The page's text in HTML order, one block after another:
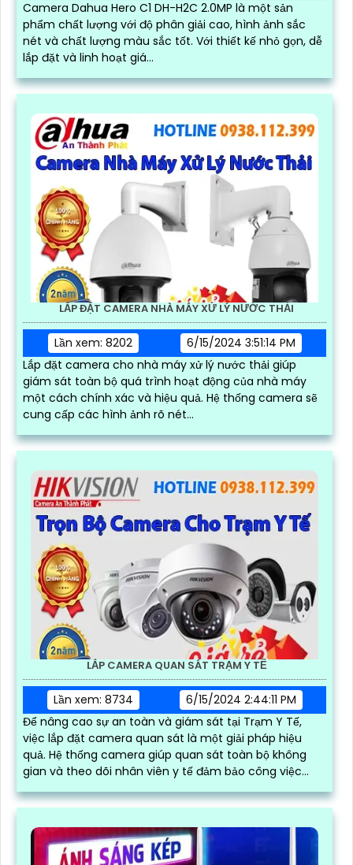
Camera Dahua Hero C1 DH-H2C 2.0MP là một sản
phẩm chất lượng với độ phân giải cao, hình ảnh sắc
nét và chất lượng màu sắc tốt. Với thiết kế nhỏ gọn, dễ
lắp đặt và linh hoạt giá...
LẮP ĐẶT CAMERA NHÀ MÁY XỬ LÝ NƯỚC THẢI
Lần xem: 8202
6/15/2024 3:51:14 PM
Lắp đặt camera cho nhà máy xử lý nước thải giúp
giám sát toàn bộ quá trình hoạt động của nhà máy
một cách chính xác và hiệu quả. Hệ thống camera sẽ
cung cấp các hình ảnh rõ nét...
LẮP CAMERA QUAN SÁT TRẠM Y TẾ
Lần xem: 8734
6/15/2024 2:44:11 PM
Để nâng cao sự an toàn và giám sát tại Trạm Y Tế,
việc lắp đặt camera quan sát là một giải pháp hiệu
quả. Hệ thống camera giúp quan sát toàn bộ không
gian và theo dõi nhân viên y tế đảm bảo công việc
diễn ra suôn sẻ